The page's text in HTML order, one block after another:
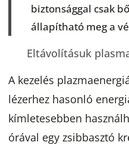
biztonsággal csak
állapítható meg a
Eltávolításuk
A kezelés
lézerhez hasonló
kímletesebben
órával egy zsibbasztó